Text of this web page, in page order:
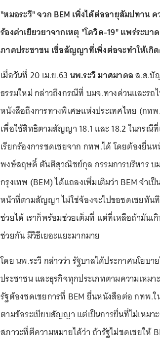
"หมอระวี" จวก BEM เพิ่งได้ต่ออายุสัมปทาน
ร้องค่าเยียวยาจากเหตุ "โควิด-19" แพร่ระบ
ภาคประชาชน เชื่อสัญญาที่เพิ่งต่อจะทำให้เกิ
เมื่อวันที่ 20 เม.ย.63 นพ.ระวี มาศมาดลส.ส.บั
ธรรมใหม่ กล่าวถึงกรณีที่ บมจ.ทางด่วนและรถ
หนังสือถึงการทางพิเศษแห่งประเทศไทย (กทพ
เพื่อใช้สิทธิตามสัญญา 18.1 และ 18.2 ในกรณี
เรียกร้องการชดเชยจาก กทพ.ได้ โดยต้องยื่น
พงษ์สฤษดิ์ ตันติสุวณิชย์กุล กรรมการบริหาร บ
กรุงเทพ (BEM) ได้แถลงเพิ่มเติมว่า BEM จำ
หน้าที่ตามสัญญา ไม่ใช่จ้องจะไปขอชดเชยทันที
ช่วยได้ เราก็พร้อมช่วยเต็มที่ แต่ที่เหลือถ้ามันเ
ช่วยกัน มีวิธีเยอะแยะมากมาย
โดย นพ.ระวี กล่าวว่า รัฐบาลได้ประกาศนโยบา
ประชาชน และธุรกิจทุกประเภทตามความเหม
รัฐต้องชดเชยการที่ BEM ยื่นหนังสือต่อ กทพ.ใ
ตามข้อระเบียบสัญญา แต่เป็นการยื่นที่ไม่เหม
สภาวะที่ตีความหมายได้ว่า ถ้ารัฐไม่ชดเชยให้